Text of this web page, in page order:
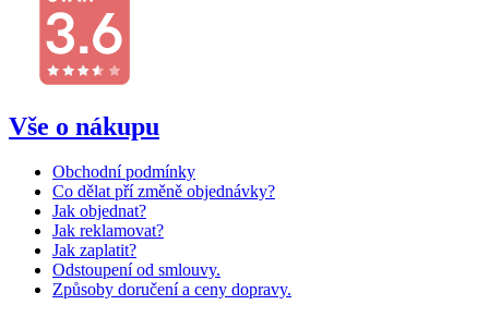
Vše o nákupu
Obchodní podmínky
Co dělat pří změně objednávky?
Jak objednat?
Jak reklamovat?
Jak zaplatit?
Odstoupení od smlouvy.
Způsoby doručení a ceny dopravy.